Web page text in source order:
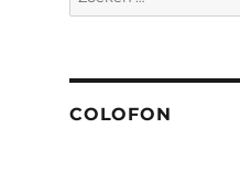
naar:
COLOFON